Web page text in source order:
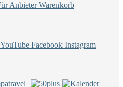
AnbieterWarenkorb
Facebook Instagram